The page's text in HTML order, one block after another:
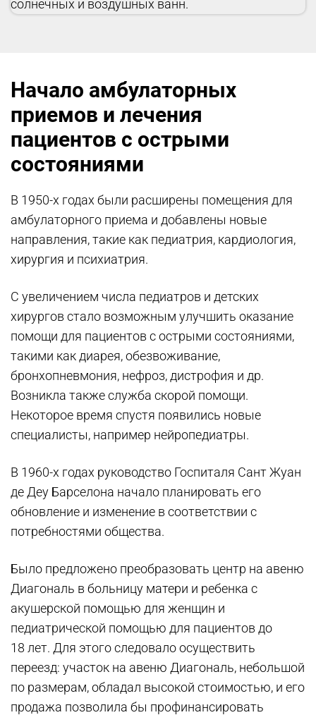
солнечных и воздушных ванн.
Начало амбулаторных
приемов и лечения
пациентов с острыми
состояниями
В 1950-х годах были расширены помещения для
амбулаторного приема и добавлены новые
направления, такие как педиатрия, кардиология,
хирургия и психиатрия.
С увеличением числа педиатров и детских
хирургов стало возможным улучшить оказание
помощи для пациентов с острыми состояниями,
такими как диарея, обезвоживание,
бронхопневмония, нефроз, дистрофия и др.
Возникла также служба скорой помощи.
Некоторое время спустя появились новые
специалисты, например нейропедиатры.
В 1960-х годах руководство Госпиталя Сант Жуан
де Деу Барселона начало планировать его
обновление и изменение в соответствии с
потребностями общества.
Было предложено преобразовать центр на авеню
Диагональ в больницу матери и ребенка с
акушерской помощью для женщин и
педиатрической помощью для пациентов до
18 лет. Для этого следовало осуществить
переезд: участок на авеню Диагональ, небольшой
по размерам, обладал высокой стоимостью, и его
продажа позволила бы профинансировать